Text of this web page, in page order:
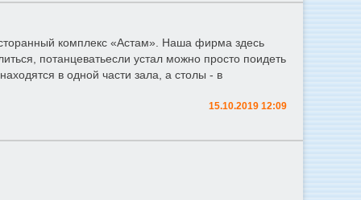
комплекс «Астам». Наша фирма здесь
потанцеватьесли устал можно просто поидеть
в одной части зала, а столы - в
15.10.2019 12:09